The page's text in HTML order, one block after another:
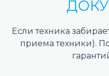
Если техника
приема техники).